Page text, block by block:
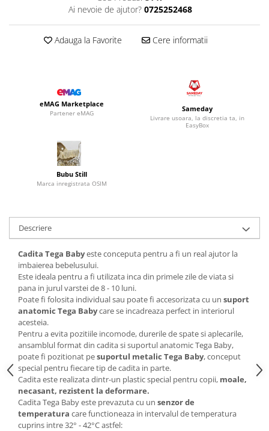
Ai nevoie de ajutor? 0725252468
Adauga la Favorite Cere informatii
eMAG Marketplace
Partener eMAG Sameday
Livrare usoara, la discretia ta, in
EasyBox
Bubu Still
Marca inregistrata OSIM
Descriere
Cadita Tega Babyeste conceputa pentru a fi un real ajutor la
imbaierea bebelusului.
Este ideala pentru a fi utilizata inca din primele zile de viata si
pana in jurul varstei de 8 - 10 luni.
Poate fi folosita individual sau poate fi accesorizata cu un suport
anatomic Tega Babycare se incadreaza perfect in interiorul
acesteia.
Pentru a evita pozitiile incomode, durerile de spate si aplecarile,
ansamblul format din cadita si suportul anatomic Tega Baby,
poate fi pozitionat pesuportul metalic Tega Baby, conceput
special pentru fiecare tip de cadita in parte.
Cadita este realizata dintr-un plastic special pentru copii, moale,
necasant, rezistent la deformare.
Cadita Tega Baby este prevazuta cu un senzor de
temperatura care functioneaza in intervalul de temperatura
cuprins intre 32° - 42°C astfel: